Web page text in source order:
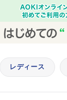
レディース